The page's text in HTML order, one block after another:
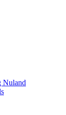
Nuland